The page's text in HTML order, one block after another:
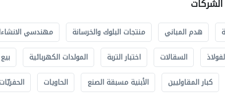
هدم المباني منتجات البلوك والخرسانة مهندسي
السقالات اختبار التربة المولدات الكهربائية
كبار المقاوليين الأبنية مسبقة الصنع الحاويات